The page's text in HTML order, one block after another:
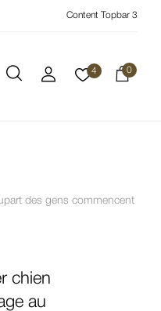
Content Topbar 3
4 0
des gens commencent
chien
au